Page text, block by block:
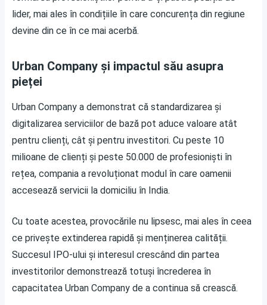
lider, mai ales în condițiile în care concurența din regiune
devine din ce în ce mai acerbă.
Urban Company și impactul său asupra
pieței
Urban Company a demonstrat că standardizarea și
digitalizarea serviciilor de bază pot aduce valoare atât
pentru clienți, cât și pentru investitori. Cu peste 10
milioane de clienți și peste 50.000 de profesioniști în
rețea, compania a revoluționat modul în care oamenii
accesează servicii la domiciliu în India.
Cu toate acestea, provocările nu lipsesc, mai ales în ceea
ce privește extinderea rapidă și menținerea calității.
Succesul IPO-ului și interesul crescând din partea
investitorilor demonstrează totuși încrederea în
capacitatea Urban Company de a continua să crească.